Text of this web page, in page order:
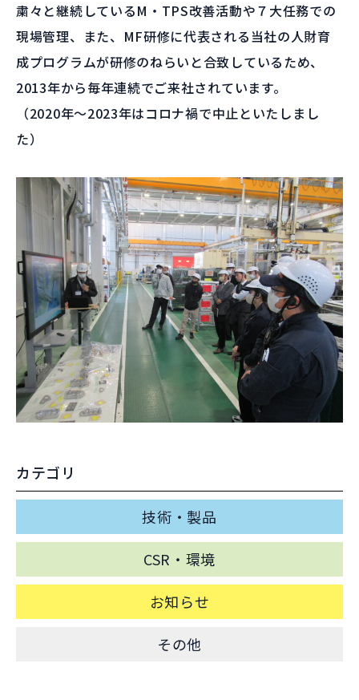
粛々と継続しているM・TPS改善活動や７大任務での
現場管理、また、MF研修に代表される当社の人財育
成プログラムが研修のねらいと合致しているため、
2013年から毎年連続でご来社されています。
（2020年～2023年はコロナ禍で中止といたしまし
た）
カテゴリ
技術・製品
CSR・環境
お知らせ
その他